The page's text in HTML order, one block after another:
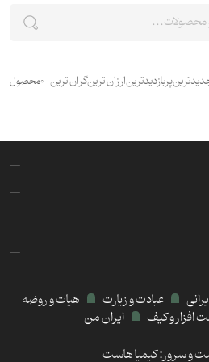
پربازدیدترینارزان ترینگران ترین 0محصول
عبادت و زیارت
هیات و روضه
افزار و کیف
ایران من
و سرور:کیمیا هاست